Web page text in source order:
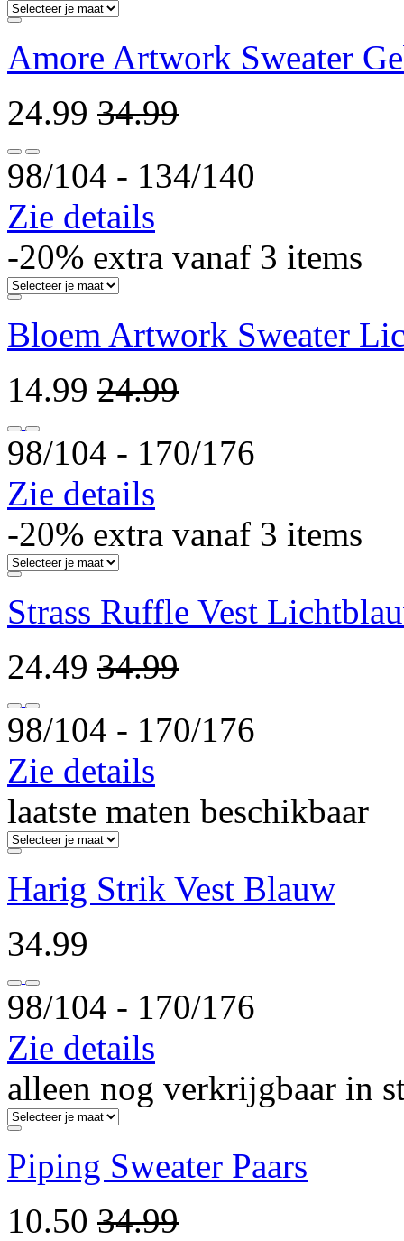
Amore Artwork Sweater
24.99 34.99
98/104 ‐ 134/140
Zie details
-20% extra vanaf 3 items
Bloem Artwork Sweater
14.99 24.99
98/104 ‐ 170/176
Zie details
-20% extra vanaf 3 items
Strass Ruffle Vest
24.49 34.99
98/104 ‐ 170/176
Zie details
laatste maten beschikbaar
Harig Strik Vest Blauw
34.99
98/104 ‐ 170/176
Zie details
alleen nog verkrijgbaar in
Piping Sweater Paars
10.50 34.99